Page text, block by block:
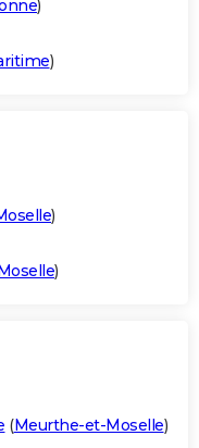
)
)
)
)
(Meurthe-et-Moselle)